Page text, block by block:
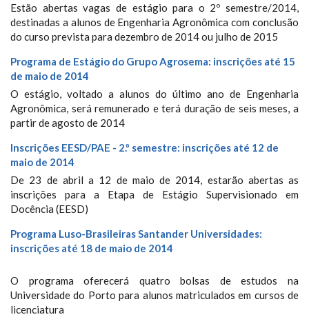
Estão abertas vagas de estágio para o 2º semestre/2014,
destinadas a alunos de Engenharia Agronômica com conclusão
do curso prevista para dezembro de 2014 ou julho de 2015
Programa de Estágio do Grupo Agrosema: inscrições até 15
de maio de 2014
O estágio, voltado a alunos do último ano de Engenharia
Agronômica, será remunerado e terá duração de seis meses, a
partir de agosto de 2014
Inscrições EESD/PAE - 2.º semestre: inscrições até 12 de
maio de 2014
De 23 de abril a 12 de maio de 2014, estarão abertas as
inscrições para a Etapa de Estágio Supervisionado em
Docência (EESD)
Programa Luso-Brasileiras Santander Universidades:
inscrições até 18 de maio de 2014
O programa oferecerá quatro bolsas de estudos na
Universidade do Porto para alunos matriculados em cursos de
licenciatura